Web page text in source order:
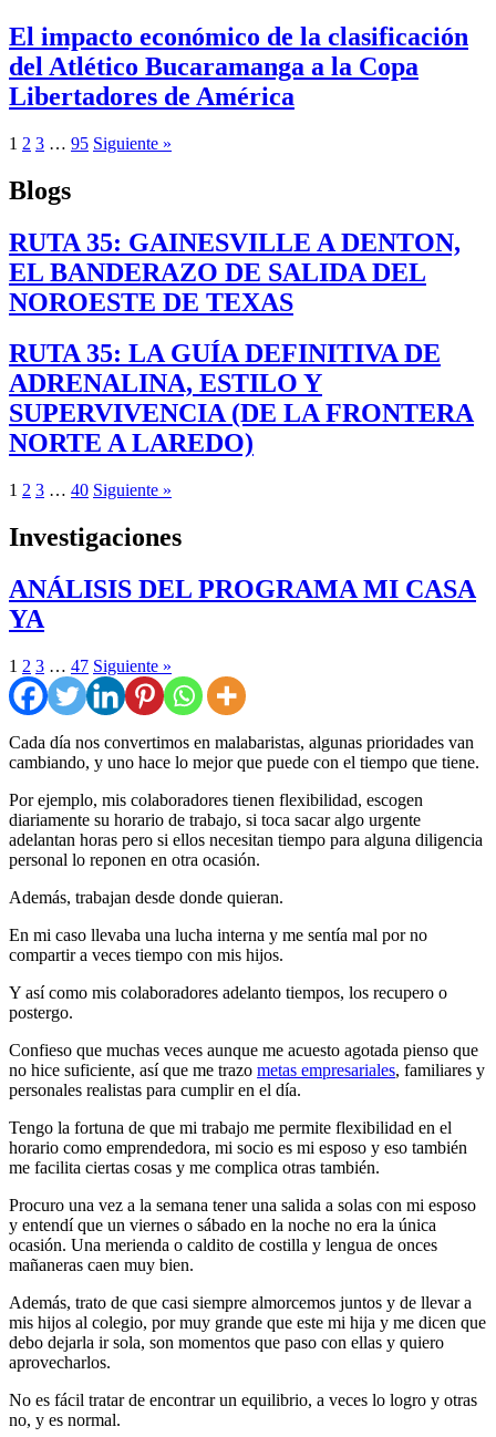
El impacto económico de la clasificación
del Atlético Bucaramanga a la Copa
Libertadores de América
1 2 3 … 95 Siguiente »
Blogs
RUTA 35: GAINESVILLE A DENTON,
EL BANDERAZO DE SALIDA DEL
NOROESTE DE TEXAS
RUTA 35: LA GUÍA DEFINITIVA DE
ADRENALINA, ESTILO Y
SUPERVIVENCIA (DE LA FRONTERA
NORTE A LAREDO)
1 2 3 … 40 Siguiente »
Investigaciones
ANÁLISIS DEL PROGRAMA MI CASA
YA
1 2 3 … 47 Siguiente »
Cada día nos convertimos en malabaristas, algunas prioridades van
cambiando, y uno hace lo mejor que puede con el tiempo que tiene.
Por ejemplo, mis colaboradores tienen flexibilidad, escogen
diariamente su horario de trabajo, si toca sacar algo urgente
adelantan horas pero si ellos necesitan tiempo para alguna diligencia
personal lo reponen en otra ocasión.
Además, trabajan desde donde quieran.
En mi caso llevaba una lucha interna y me sentía mal por no
compartir a veces tiempo con mis hijos.
Y así como mis colaboradores adelanto tiempos, los recupero o
postergo.
Confieso que muchas veces aunque me acuesto agotada pienso que
no hice suficiente, así que me trazo metas empresariales, familiares y
personales realistas para cumplir en el día.
Tengo la fortuna de que mi trabajo me permite flexibilidad en el
horario como emprendedora, mi socio es mi esposo y eso también
me facilita ciertas cosas y me complica otras también.
Procuro una vez a la semana tener una salida a solas con mi esposo
y entendí que un viernes o sábado en la noche no era la única
ocasión. Una merienda o caldito de costilla y lengua de onces
mañaneras caen muy bien.
Además, trato de que casi siempre almorcemos juntos y de llevar a
mis hijos al colegio, por muy grande que este mi hija y me dicen que
debo dejarla ir sola, son momentos que paso con ellas y quiero
aprovecharlos.
No es fácil tratar de encontrar un equilibrio, a veces lo logro y otras
no, y es normal.